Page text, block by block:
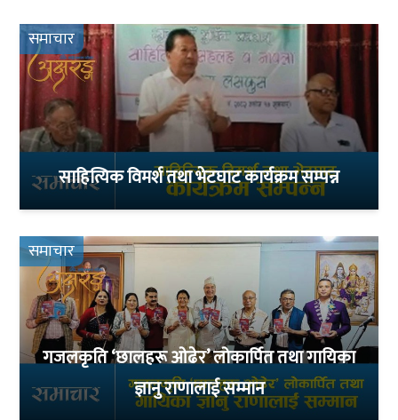
समाचार
साहित्यिक विमर्श तथा भेटघाट कार्यक्रम सम्पन्न
समाचार
गजलकृति ‘छालहरू ओढेर’ लोकार्पित तथा गायिका
ज्ञानु राणालाई सम्मान